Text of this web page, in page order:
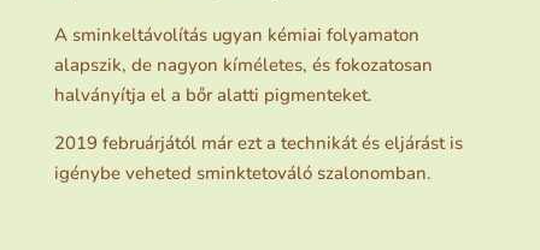
A sminkeltávolítás ugyan kémiai folyamaton
alapszik, de nagyon kíméletes, és fokozatosan
halványítja el a bőr alatti pigmenteket.
2019 februárjától már ezt a technikát és eljárást is
igénybe veheted sminktetováló szalonomban.